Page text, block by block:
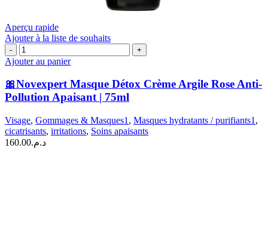
Aperçu rapide
Ajouter à la liste de souhaits
quantité
de
Novexpert
Masque
Détox
Argile
Rose
Anti-
Ajouter au panier
🎀Novexpert Masque Détox Crème Argile Rose Anti-
Pollution Apaisant | 75ml
Visage, Gommages & Masques1 , Masques hydratants / purifiants1 ,
cicatrisants, irritations, Soins apaisants
د.م.160.00